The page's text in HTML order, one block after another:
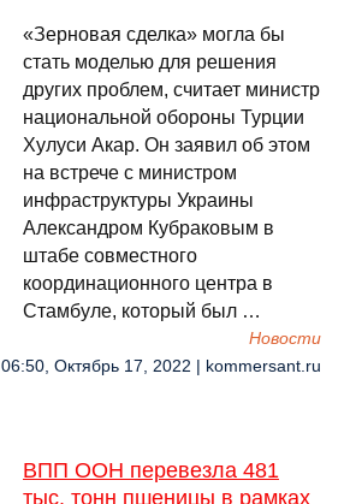
«Зерновая сделка» могла бы
стать моделью для решения
других проблем, считает министр
национальной обороны Турции
Хулуси Акар. Он заявил об этом
на встрече с министром
инфраструктуры Украины
Александром Кубраковым в
штабе совместного
координационного центра в
Стамбуле, который был …
Новости
06:50, Октябрь 17, 2022 | kommersant.ru
ВПП ООН перевезла 481
тыс. тонн пшеницы в рамках